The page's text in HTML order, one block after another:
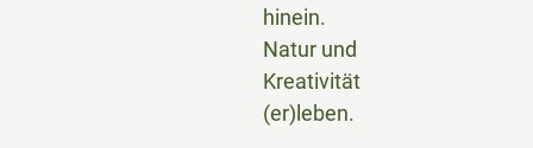
hinein.
Natur und
Kreativität
(er)leben.